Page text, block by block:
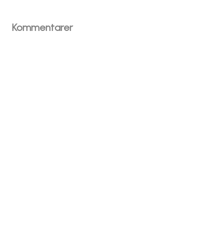
Kommentarer